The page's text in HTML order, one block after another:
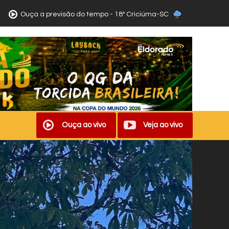
Ouça a previsão do tempo - 18º Criciúma-SC
Ouça ao vivo Veja ao vivo